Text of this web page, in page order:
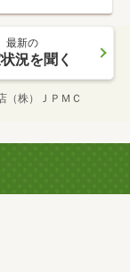
最新の
況を聞く
（株）ＪＰＭＣ